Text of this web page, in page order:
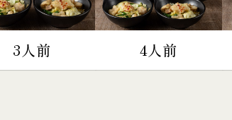
3人前 4人前